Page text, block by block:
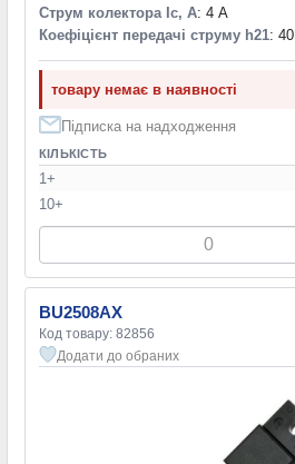
Струм колектора Ic, А: 4 А
Коефіцієнт передачі струму h21: 40
товару немає в наявності
Підписка на надходження
КІЛЬКІСТЬ
1+
10+
BU2508AX
Код товару: 82856
Додати до обраних